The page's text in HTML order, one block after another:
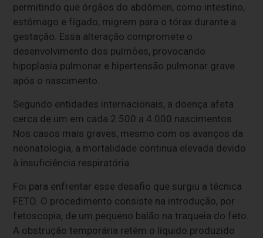
permitindo que órgãos do abdômen, como intestino,
estômago e fígado, migrem para o tórax durante a
gestação. Essa alteração compromete o
desenvolvimento dos pulmões, provocando
hipoplasia pulmonar e hipertensão pulmonar grave
após o nascimento.
Segundo entidades internacionais, a doença afeta
cerca de um em cada 2.500 a 4.000 nascimentos.
Nos casos mais graves, mesmo com os avanços da
neonatologia, a mortalidade continua elevada devido
à insuficiência respiratória.
Foi para enfrentar esse desafio que surgiu a técnica
FETO. O procedimento consiste na introdução, por
fetoscopia, de um pequeno balão na traqueia do feto.
A obstrução temporária retém o líquido produzido